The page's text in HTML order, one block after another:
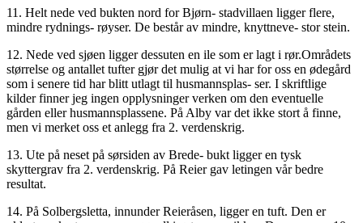
11. Helt nede ved bukten nord for Bjørn- stadvillaen ligger flere,
mindre rydnings- røyser. De består av mindre, knyttneve- stor stein.
12. Nede ved sjøen ligger dessuten en ile som er lagt i rør.Områdets
størrelse og antallet tufter gjør det mulig at vi har for oss en ødegård
som i senere tid har blitt utlagt til husmannsplas- ser. I skriftlige
kilder finner jeg ingen opplysninger verken om den eventuelle
gården eller husmannsplassene. På Alby var det ikke stort å finne,
men vi merket oss et anlegg fra 2. verdenskrig.
13. Ute på neset på sørsiden av Brede- bukt ligger en tysk
skyttergrav fra 2. verdenskrig. På Reier gav letingen vår bedre
resultat.
14. På Solbergsletta, innunder Reieråsen, ligger en tuft. Den er